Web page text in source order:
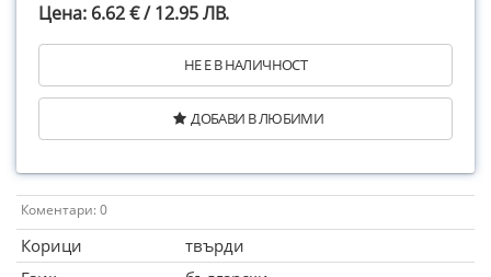
Цена: 6.62 € / 12.95 ЛВ.
НЕ Е В НАЛИЧНОСТ
ДОБАВИ В ЛЮБИМИ
Коментари: 0
Корици
твърди